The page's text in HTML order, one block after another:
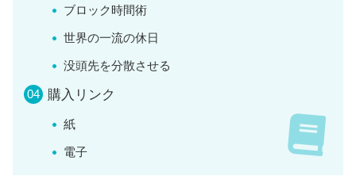
ブロック時間術
世界の一流の休日
没頭先を分散させる
購入リンク
紙
電子